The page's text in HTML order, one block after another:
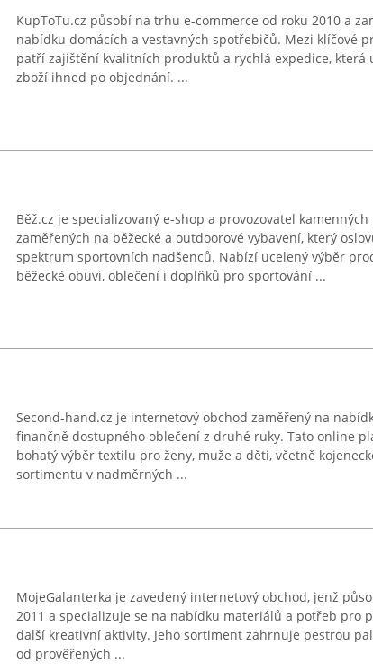
KupToTu.cz působí na trhu e-commerce od roku 2010 a
nabídku domácích a vestavných spotřebičů. Mezi klíčové
patří zajištění kvalitních produktů a rychlá expedice, která
zboží ihned po objednání. ...
Běž.cz je specializovaný e-shop a provozovatel
zaměřených na běžecké a outdoorové vybavení, který
spektrum sportovních nadšenců. Nabízí ucelený výběr
běžecké obuvi, oblečení i doplňků pro sportování ...
Second-hand.cz je internetový obchod zaměřený na
finančně dostupného oblečení z druhé ruky. Tato online
bohatý výběr textilu pro ženy, muže a děti, včetně
sortimentu v nadměrných ...
MojeGalanterka je zavedený internetový obchod, jenž
2011 a specializuje se na nabídku materiálů a potřeb pro
další kreativní aktivity. Jeho sortiment zahrnuje pestrou
od prověřených ...